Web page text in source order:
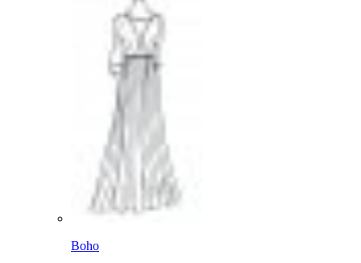
Boho